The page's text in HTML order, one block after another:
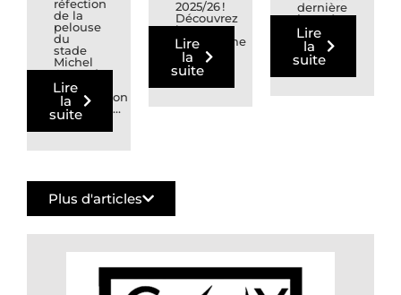
réfection
de la
pelouse
du
stade
Michel
Amand,
malgré
l’implication
constante...
Lire
la
suite
2025/26 !
Découvrez
le
programme
complet
de...
Lire
la
suite
dernière
journée
de
National
2. ...
Lire
la
suite
Plus d'articles